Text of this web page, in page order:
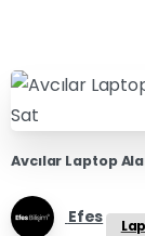
Avcılar Laptop
Efes